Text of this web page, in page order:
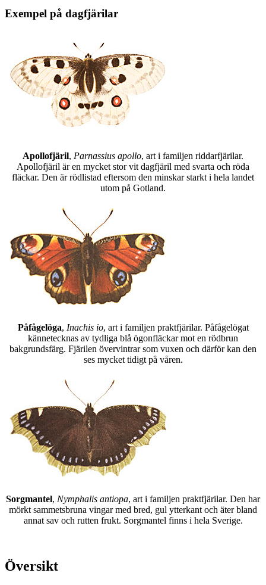
Exempel på dagfjärilar
Apollofjäril, Parnassius apollo, art i familjen riddarfjärilar.
Apollofjäril är en mycket stor vit dagfjäril med svarta och röda
fläckar. Den är rödlistad eftersom den minskar starkt i hela landet
utom på Gotland.
Påfågelöga, Inachis io, art i familjen praktfjärilar. Påfågelögat
kännetecknas av tydliga blå ögonfläckar mot en rödbrun
bakgrundsfärg. Fjärilen övervintrar som vuxen och därför kan den
ses mycket tidigt på våren.
Sorgmantel, Nymphalis antiopa, art i familjen praktfjärilar. Den har
mörkt sammetsbruna vingar med bred, gul ytterkant och äter bland
annat sav och rutten frukt. Sorgmantel finns i hela Sverige.
Översikt